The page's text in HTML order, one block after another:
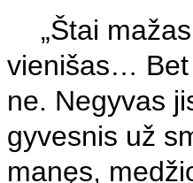
„Štai
vienišas… Bet
ne. Negyvas
gyvesnis už
manęs,